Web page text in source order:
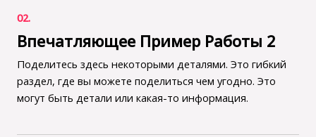
02.
Впечатляющее Пример Работы 2
Поделитесь здесь некоторыми деталями. Это гибкий
раздел, где вы можете поделиться чем угодно. Это
могут быть детали или какая-то информация.